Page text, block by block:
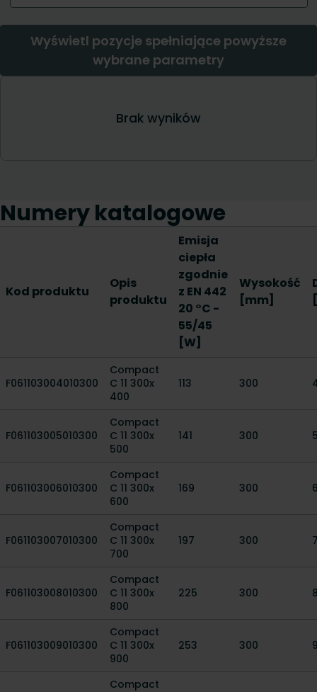
Numery katalogowe
Kod produktu
Opis
produktu
Emisja
ciepła
zgodnie
z EN 442
20 °C -
55/45
[W]
Wysokość
[mm]
F061103004010300
Compact
C 11 300x
400
113 300
F061103005010300
Compact
C 11 300x
500
141 300
F061103006010300
Compact
C 11 300x
600
169 300
F061103007010300
Compact
C 11 300x
700
197 300
F061103008010300
Compact
C 11 300x
800
225 300
F061103009010300
Compact
C 11 300x
900
253 300
Compact